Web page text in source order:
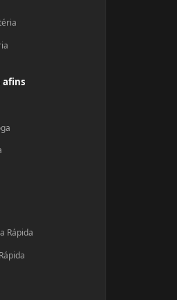
afins
Rápida